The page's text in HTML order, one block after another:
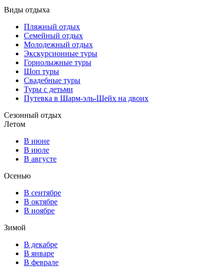
Виды отдыха
Пляжный отдых
Семейный отдых
Молодежный отдых
Экскурсионные туры
Горнолыжные туры
Шоп туры
Свадебные туры
Туры с детьми
Путевка в Шарм-эль-Шейх на двоих
Сезонный отдых
Летом
В июне
В июле
В августе
Осенью
В сентябре
В октябре
В ноябре
Зимой
В декабре
В январе
В феврале